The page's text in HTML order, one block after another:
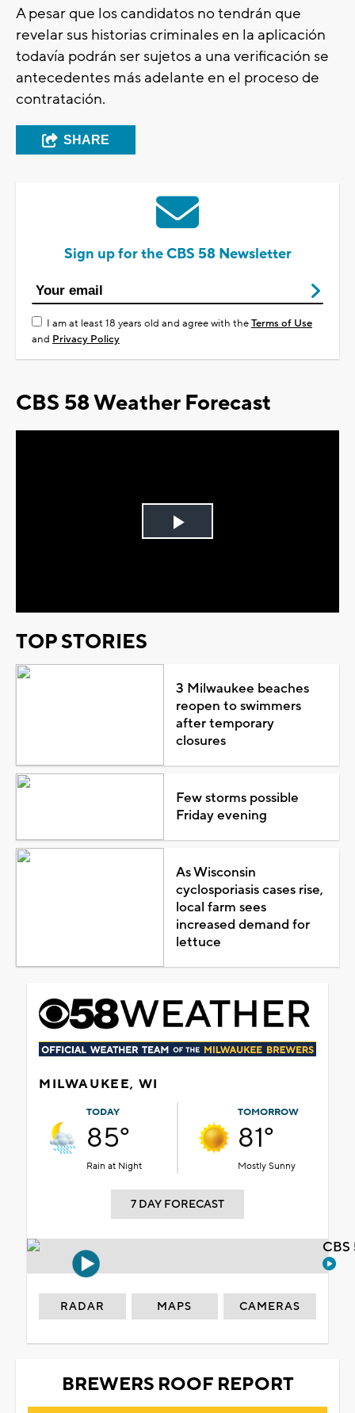
A pesar que los candidatos no tendrán que
revelar sus historias criminales en la aplicación
todavía podrán ser sujetos a una verificación se
antecedentes más adelante en el proceso de
contratación.
SHARE
Sign up for the CBS 58 Newsletter
I am at least 18 years old and agree with theTerms of Use
and Privacy Policy
CBS 58 Weather Forecast
Play
TOP STORIES
3 Milwaukee beaches
reopen to swimmers
after temporary
closures
Few storms possible
Friday evening
As Wisconsin
cyclosporiasis cases rise,
local farm sees
increased demand for
lettuce
MILWAUKEE, WI
TODAY
85°
Rain at Night
TOMORROW
81°
Mostly Sunny
7 DAY FORECAST
RADAR MAPS CAMERAS
BREWERS ROOF REPORT